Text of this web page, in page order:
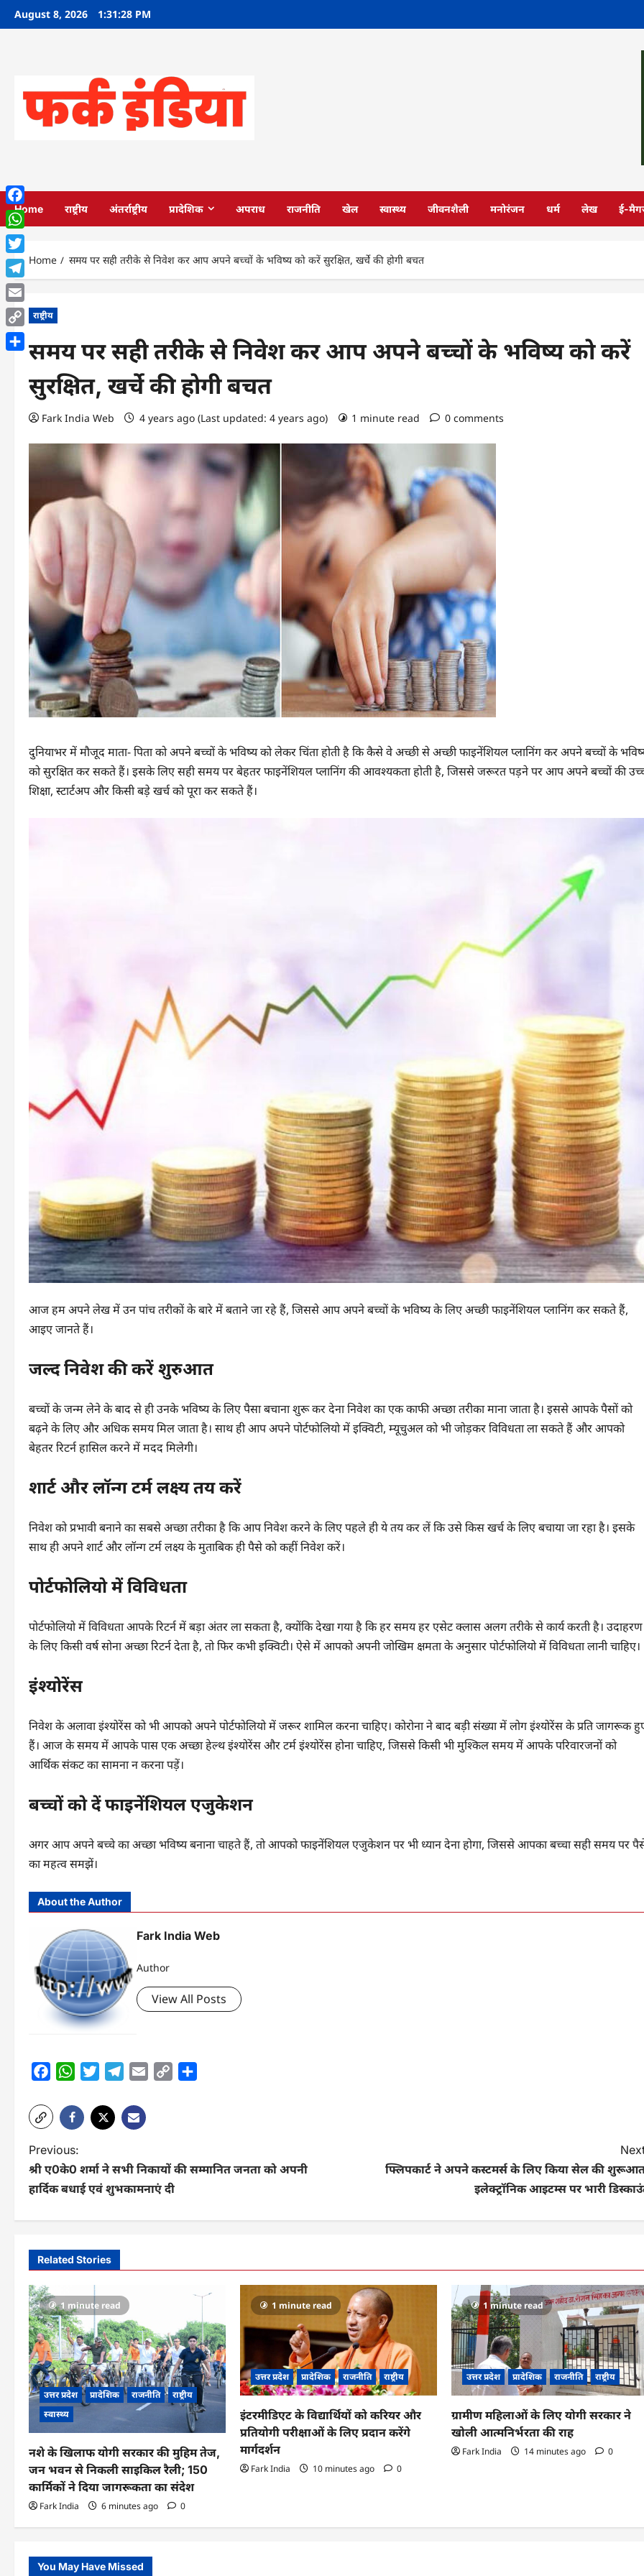
SkipAugust 8, 2026 1:31:29 PM
Home राष्ट्रीय अंतर्राष्ट्रीय प्रादेशिक अपराध राजनीति खेल स्वास्थ्य जीवनशैली मनोरंजन धर्म लेख ई-
Home समय पर सही तरीके से निवेश कर आप अपने बच्चों के भविष्य को करें सुरक्षित, खर्चे की होगी बचत
राष्ट्रीय
समय पर सही तरीके से निवेश कर आप अपने बच्चों के भविष्य को करें
सुरक्षित, खर्चे की होगी बचत
Fark India Web 4 years ago (Last updated: 4 years ago) 1 minute read 0 comments
दुनियाभर में मौजूद माता- पिता को अपने बच्चों के भविष्य को लेकर चिंता होती है कि कैसे वे अच्छी से अच्छी फाइनेंशियल प्लानिंग कर अपने बच्चों के
को सुरक्षित कर सकते हैं। इसके लिए सही समय पर बेहतर फाइनेंशियल प्लानिंग की आवश्यकता होती है, जिससे जरूरत पड़ने पर आप अपने बच्चों की
शिक्षा, स्टार्टअप और किसी बड़े खर्च को पूरा कर सकते हैं।
आज हम अपने लेख में उन पांच तरीकों के बारे में बताने जा रहे हैं, जिससे आप अपने बच्चों के भविष्य के लिए अच्छी फाइनेंशियल प्लानिंग कर सकते हैं,
आइए जानते हैं।
जल्द निवेश की करें शुरुआत
बच्चों के जन्म लेने के बाद से ही उनके भविष्य के लिए पैसा बचाना शुरू कर देना निवेश का एक काफी अच्छा तरीका माना जाता है। इससे आपके पैसों को
बढ़ने के लिए और अधिक समय मिल जाता है। साथ ही आप अपने पोर्टफोलियो में इक्विटी, म्यूचुअल को भी जोड़कर विविधता ला सकते हैं और आपको
बेहतर रिटर्न हासिल करने में मदद मिलेगी।
शार्ट और लॉन्ग टर्म लक्ष्य तय करें
निवेश को प्रभावी बनाने का सबसे अच्छा तरीका है कि आप निवेश करने के लिए पहले ही ये तय कर लें कि उसे किस खर्च के लिए बचाया जा रहा है। इसके
साथ ही अपने शार्ट और लॉन्ग टर्म लक्ष्य के मुताबिक ही पैसे को कहीं निवेश करें।
पोर्टफोलियो में विविधता
पोर्टफोलियो में विविधता आपके रिटर्न में बड़ा अंतर ला सकता है, क्योंकि देखा गया है कि हर समय हर एसेट क्लास अलग तरीके से कार्य करती है। उदाहरण
के लिए किसी वर्ष सोना अच्छा रिटर्न देता है, तो फिर कभी इक्विटी। ऐसे में आपको अपनी जोखिम क्षमता के अनुसार पोर्टफोलियो में विविधता लानी चाहिए।
इंश्योरेंस
निवेश के अलावा इंश्योरेंस को भी आपको अपने पोर्टफोलियो में जरूर शामिल करना चाहिए। कोरोना ने बाद बड़ी संख्या में लोग इंश्योरेंस के प्रति जागरूक
हैं। आज के समय में आपके पास एक अच्छा हेल्थ इंश्योरेंस और टर्म इंश्योरेंस होना चाहिए, जिससे किसी भी मुश्किल समय में आपके परिवारजनों को
आर्थिक संकट का सामना न करना पड़ें।
बच्चों को दें फाइनेंशियल एजुकेशन
अगर आप अपने बच्चे का अच्छा भविष्य बनाना चाहते हैं, तो आपको फाइनेंशियल एजुकेशन पर भी ध्यान देना होगा, जिससे आपका बच्चा सही समय पर
का महत्व समझें।
About the Author
Fark India Web
Author
View All Posts
FacebookWhatsAppTwitterTelegram
Email
Copy
P
o
n
a
v
i
g
a
i
o
n
Previous:
श्री ए0के0 शर्मा ने सभी निकायों की सम्मानित जनता को अपनी
हार्दिक बधाई एवं शुभकामनाएं दी
फ्लिपकार्ट ने अपने कस्टमर्स के लिए किया सेल की
इलेक्ट्रॉनिक आइटम्स पर भारी
Related Stories
1 minute read
उत्तर प्रदेश प्रादेशिक राजनीति
राष्ट्रीय
स्वास्थ्य
नशे के खिलाफ योगी सरकार की मुहिम तेज,
जन भवन से निकली साइकिल रैली; 150
कार्मिकों ने दिया जागरूकता का संदेश
Fark India 6 minutes ago 0
1 minute read
उत्तर प्रदेश प्रादेशिक राजनीति राष्ट्रीय
इंटरमीडिएट के विद्यार्थियों को करियर और
प्रतियोगी परीक्षाओं के लिए प्रदान करेंगे
मार्गदर्शन
Fark India 10 minutes ago 0
1 minute read
उत्तर प्रदेश प्रादेशिक राजनीति राष्ट्रीय
ग्रामीण महिलाओं के लिए योगी सरकार ने
खोली आत्मनिर्भरता की राह
Fark India 14 minutes ago 0
You May Have Missed
Facebook
WhatsApp
Twitter
Telegram
Email
Copy
Link
Share